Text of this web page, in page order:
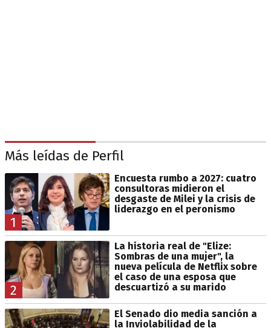
Más leídas de Perfil
1
Encuesta rumbo a 2027: cuatro
consultoras midieron el
desgaste de Milei y la crisis de
liderazgo en el peronismo
2
La historia real de "Elize:
Sombras de una mujer", la
nueva película de Netflix sobre
el caso de una esposa que
descuartizó a su marido
El Senado dio media sanción a
la Inviolabilidad de la